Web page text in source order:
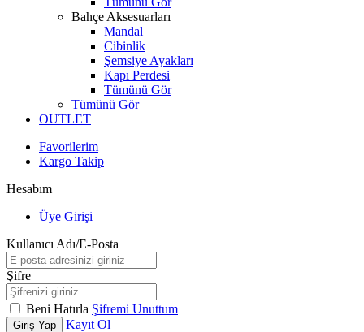
Bahçe Aksesuarları
Mandal
Cibinlik
Şemsiye Ayakları
Kapı Perdesi
Tümünü Gör
Tümünü Gör
OUTLET
Favorilerim
Kargo Takip
Hesabım
Üye Girişi
Kullanıcı Adı/E-Posta
Şifre
Beni Hatırla Şifremi Unuttum
Giriş Yap
Kayıt Ol